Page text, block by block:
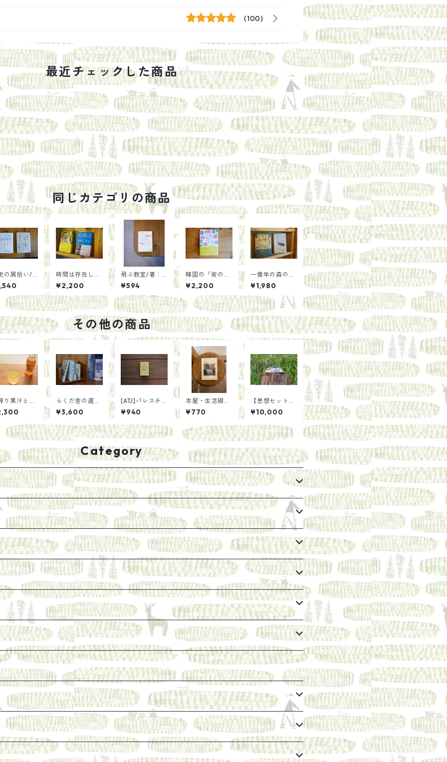
(100)
最近チェックした商品
同じカテゴリの商品
の屑拾い/
辰史
時間は存在しな
い/著：カル
ロ・ロヴェッリ
訳：冨永星
¥2,200
飛ぶ教室/著：
ケストナー 訳：
丘沢静也
¥594
韓国の「街の本
屋」の生存探
究/著：ハン・
ミファ 訳：渡辺
麻土香 解説：石
橋毅史
¥2,200
一億年の森の思
考法/奥野克己
¥1,980
その他の商品
り果汁と粗
だけで作
ずエキス
らくだ舎の選書
「花」
¥3,600
[ATJ]パレスチナ
オリーブオイル
石鹸
¥940
本屋・生活綴方
のつづけかた/
中岡祐介
¥770
【思想セット】
二弐に２ 思い
蠢く。二〇〇年
後の土にな
る。/らくだ舎
出帆室
¥10,000
Category
ど、長く売り続けたい一冊
連本
ど
た本を巡らせて